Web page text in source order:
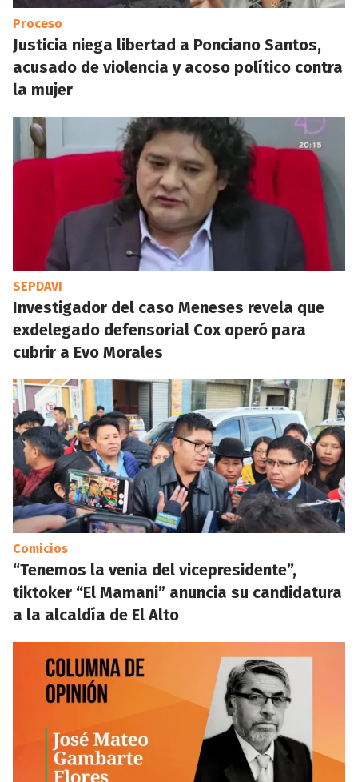
Proceso
Justicia niega libertad a Ponciano Santos,
acusado de violencia y acoso político contra
la mujer
SEPDAVI
Investigador del caso Meneses revela que
exdelegado defensorial Cox operó para
cubrir a Evo Morales
Comicios
“Tenemos la venia del vicepresidente”,
tiktoker “El Mamani” anuncia su candidatura
a la alcaldía de El Alto